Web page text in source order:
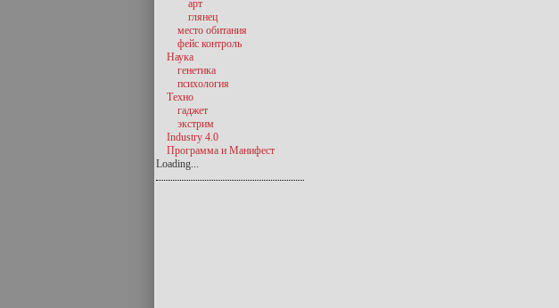
арт
глянец
место обитания
фейс контроль
Наука
генетика
психология
Техно
гаджет
экстрим
Industry 4.0
Программа и Манифест
Loading...